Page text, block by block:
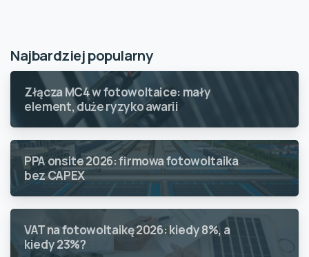
Najbardziej popularny
Złącza MC4 w fotowoltaice: mały
element, duże ryzyko awarii
PPA onsite 2026: firmowa fotowoltaika
bez CAPEX
VAT na fotowoltaikę 2026: kiedy 8%, a
kiedy 23%?